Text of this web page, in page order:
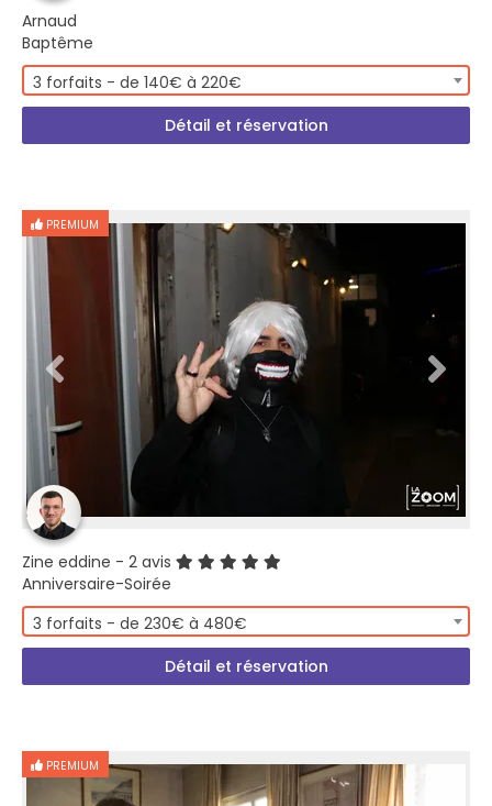
Arnaud
Baptême
3 forfaits - de 140€ à 220€
Détail et réservation
PREMIUM
Zine eddine - 2 avis
Anniversaire-Soirée
3 forfaits - de 230€ à 480€
Détail et réservation
PREMIUM